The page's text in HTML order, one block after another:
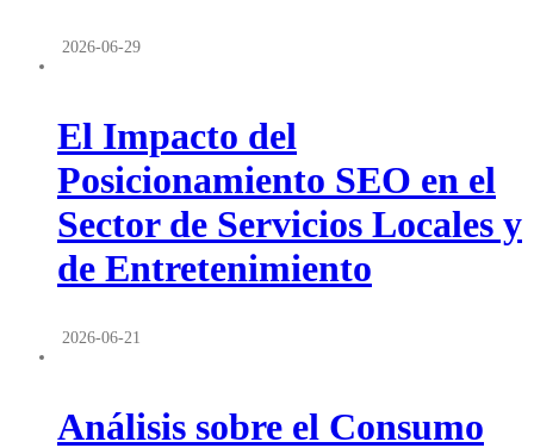
2026-06-29
El Impacto del
Posicionamiento SEO en el
Sector de Servicios Locales y
de Entretenimiento
2026-06-21
Análisis sobre el Consumo